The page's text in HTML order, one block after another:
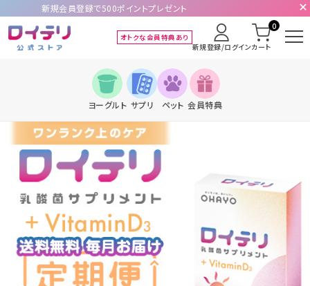
新規会員登録で500ポイントプレゼント
オトクな会員特典あり
新規登録/ログインカート
0
ヨーグルト サプリ ペット 会員特典